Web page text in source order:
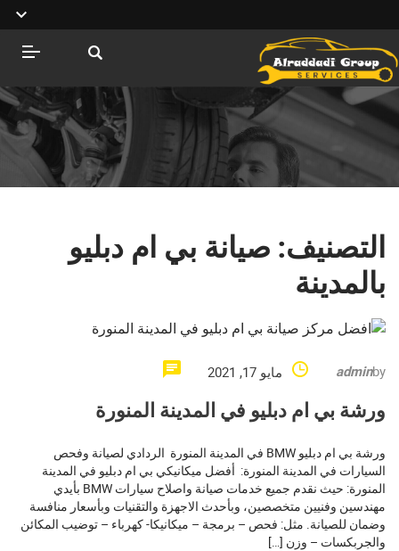
التصنيف: صيانة بي ام دبليو
بالمدينة
by
admin مايو 17, 2021
ورشة بي ام دبليو في المدينة المنورة
ورشة بي ام دبليو BMW في المدينة المنورة الردادي لصيانة وفحص
السيارات في المدينة المنورة: أفضل ميكانيكي بي ام دبليو في المدينة
المنورة: حيث نقدم جميع خدمات صيانة واصلاح سيارات BMW بأيدي
مهندسين وفنيين متخصصين، وبأحدث الاجهزة والتقنيات وبأسعار منافسة
وضمان للصيانة. مثل: فحص – برمجة – ميكانيكا- كهرباء – توضيب المكائن
والجربكسات – وزن […]